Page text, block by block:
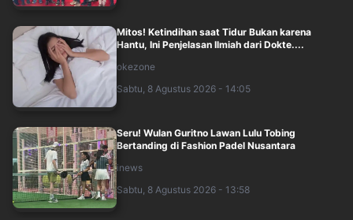
Mitos! Ketindihan saat Tidur Bukan karena
Hantu, Ini Penjelasan Ilmiah dari Dokte....
okezone
Sabtu, 8 Agustus 2026 - 14:05
Seru! Wulan Guritno Lawan Lulu Tobing
Bertanding di Fashion Padel Nusantara
inews
Sabtu, 8 Agustus 2026 - 13:58